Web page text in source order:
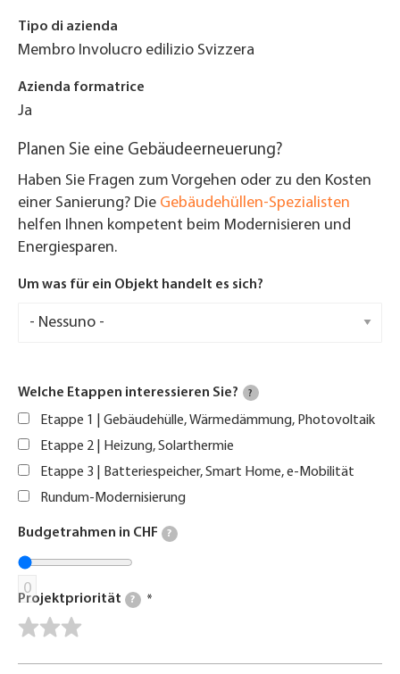
Tipo di azienda
Membro Involucro edilizio Svizzera
Azienda formatrice
Ja
Planen Sie eine Gebäudeerneuerung?
Haben Sie Fragen zum Vorgehen oder zu den Kosten
einer Sanierung? Die Gebäudehüllen-Spezialisten
helfen Ihnen kompetent beim Modernisieren und
Energiesparen.
Um was für ein Objekt handelt es sich?
Welche Etappen interessieren Sie? ?
Etappe 1 | Gebäudehülle, Wärmedämmung, Photovoltaik
Etappe 2 | Heizung, Solarthermie
Etappe 3 | Batteriespeicher, Smart Home, e-Mobilität
Rundum-Modernisierung
Budgetrahmen in CHF ?
0
Projektpriorität ?